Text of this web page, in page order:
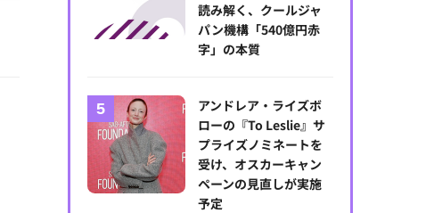
読み解く、クールジャ
パン機構「540億円赤
字」の本質
アンドレア・ライズボ
ローの『To Leslie』サ
プライズノミネートを
受け、オスカーキャン
ペーンの見直しが実施
予定